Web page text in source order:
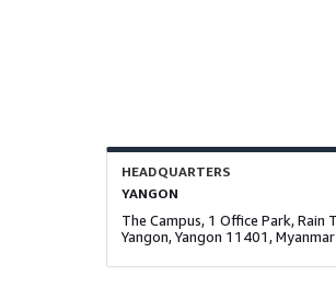
HEADQUARTERS
YANGON
Yangon, Yangon 11401, Myanmar